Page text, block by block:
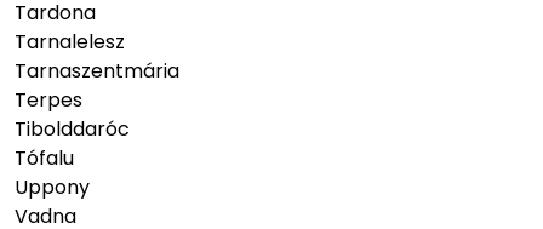
Tardona
Tarnalelesz
Tarnaszentmária
Terpes
Tibolddaróc
Tófalu
Uppony
Vadna